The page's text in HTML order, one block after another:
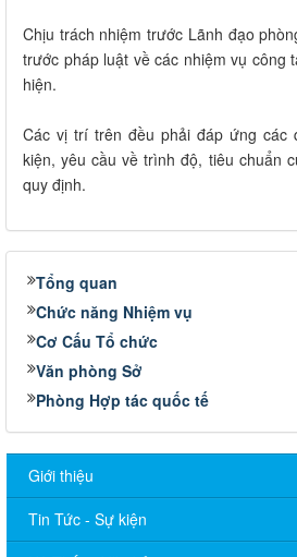
Chịu trách nhiệm trước Lãnh đạo
trước pháp luật về các nhiệm vụ công
hiện.
Các vị trí trên đều phải đáp ứng các
kiện, yêu cầu về trình độ, tiêu chuẩn
quy định.
Tổng quan
Chức năng Nhiệm vụ
Cơ Cấu Tổ chức
Văn phòng Sở
Phòng Hợp tác quốc tế
Giới thiệu
Tin Tức - Sự kiện